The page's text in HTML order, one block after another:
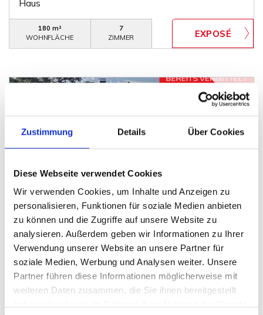
Zustimmung Details Über Cookies
Diese Webseite verwendet Cookies
Wir verwenden Cookies, um Inhalte und Anzeigen zu
personalisieren, Funktionen für soziale Medien anbieten
zu können und die Zugriffe auf unsere Website zu
analysieren. Außerdem geben wir Informationen zu Ihrer
Verwendung unserer Website an unsere Partner für
soziale Medien, Werbung und Analysen weiter. Unsere
Partner führen diese Informationen möglicherweise mit
weiteren Daten zusammen, die Sie ihnen bereitgestellt
Haus
180 m²
WOHNFLÄCHE
7
ZIMMER
Hille
Bereits verkauft: Ein- bis Zweifamilienhaus in
Hille
Einfamilienhaus
170 m²
WOHNFLÄCHE
ZIMMER